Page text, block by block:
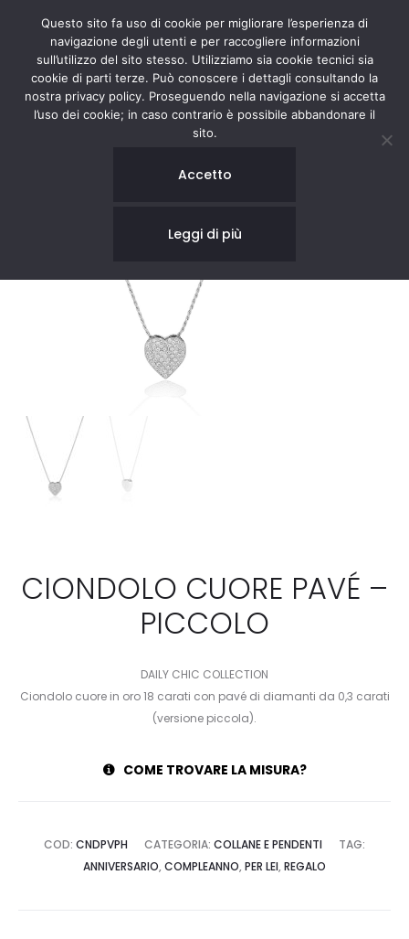
CIONDOLO CUORE PAVÉ –
PICCOLO
DAILY CHIC COLLECTION
Ciondolo cuore in oro 18 carati con pavé di diamanti da 0,3 carati
(versione piccola).
COME TROVARE LA MISURA?
COD: CNDPVPH CATEGORIA: COLLANE E PENDENTI
TAG:
ANNIVERSARIO, COMPLEANNO, PER LEI, REGALO
Questo sito fa uso di cookie per migliorare l’esperienza di
navigazione degli utenti e per raccogliere informazioni
sull’utilizzo del sito stesso. Utilizziamo sia cookie tecnici sia
cookie di parti terze. Può conoscere i dettagli consultando la
nostra privacy policy. Proseguendo nella navigazione si accetta
l’uso dei cookie; in caso contrario è possibile abbandonare il
sito.
Accetto
Leggi di più